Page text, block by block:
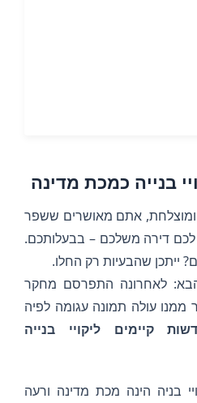
בנייה כמכת מדינה
אתם מאושרים ששפר
לכם דירה משלכם – בבעלותכם.
ייתכן שהבעיות רק החלו.
לאחרונה התפרסם מחקר
ממנו עולה תמונה עגומה לפיה
החדשות קיימים ליקויי בנייה
בניה הינה מכת מדינה ורעה